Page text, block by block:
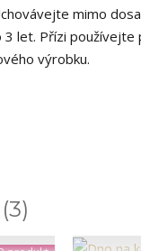
mimo
let. Přízi
výrobku.
3